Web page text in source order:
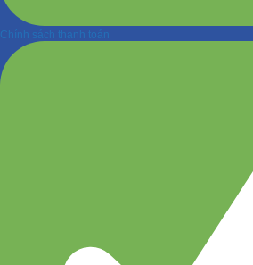
Chính sách thanh toán